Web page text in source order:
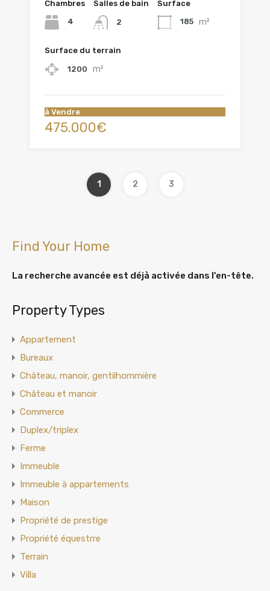
Chambres
4
Salles de bain
2
Surface
185 m²
Surface du terrain
1200 m²
à Vendre
475.000€
1 2 3
Find Your Home
La recherche avancée est déjà activée dans l'en-tête.
Property Types
Appartement
Bureaux
Château, manoir, gentilhommière
Château et manoir
Commerce
Duplex/triplex
Ferme
Immeuble
Immeuble à appartements
Maison
Propriété de prestige
Propriété équestrre
Terrain
Villa